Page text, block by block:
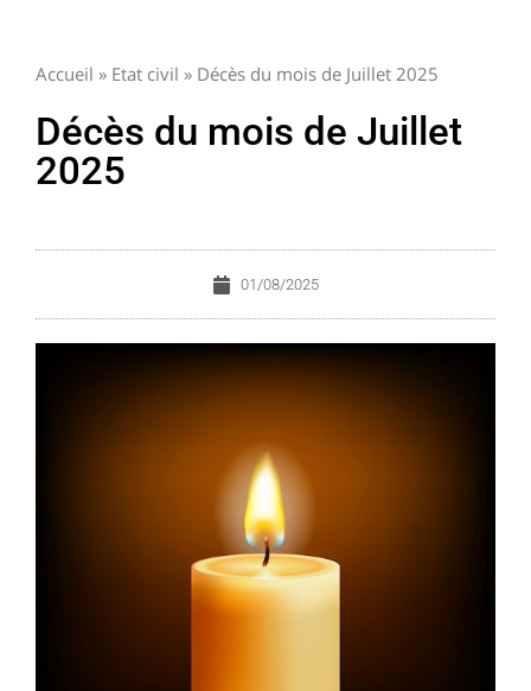
Accueil » Etat civil » Décès du mois de Juillet 2025
Décès du mois de Juillet
2025
01/08/2025